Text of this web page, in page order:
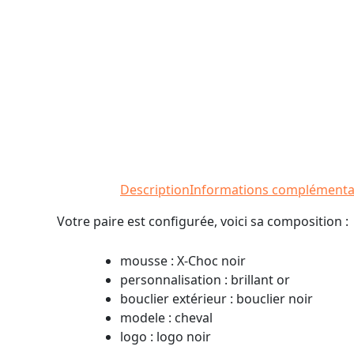
DescriptionInformations
Votre paire est configurée, voici sa composition :
mousse : X-Choc noir
personnalisation : brillant or
bouclier extérieur : bouclier noir
modele : cheval
logo : logo noir